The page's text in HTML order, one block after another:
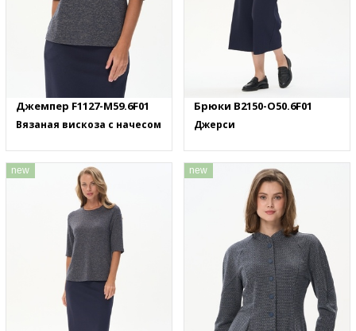
Джемпер F1127-M59.6F01
Вязаная вискоза с начесом
Брюки B2150-O50.6F01
Джерси
new new